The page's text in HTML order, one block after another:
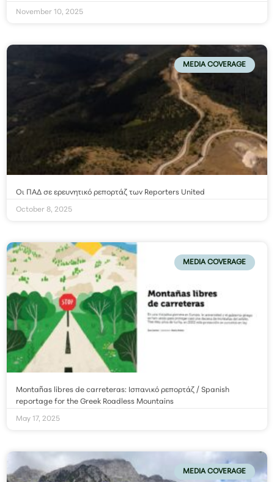
November 10, 2025
MEDIA COVERAGE
Οι ΠΑΔ σε ερευνητικό ρεπορτάζ των Reporters United
October 8, 2025
MEDIA COVERAGE
Montañas libres de carreteras: Ισπανικό ρεπορτάζ / Spanish
reportage for the Greek Roadless Mountains
May 17, 2025
MEDIA COVERAGE